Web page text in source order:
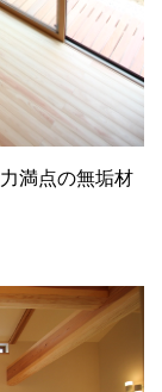
満点の無垢材